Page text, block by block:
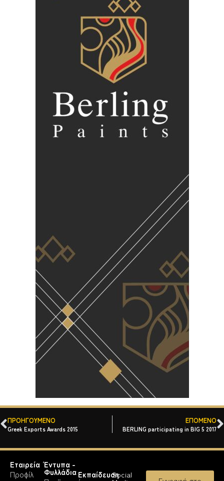
ΠΡΟΗΓΟΎΜΕΝΟ
Greek Exports Awards 2015
ΕΠΌΜΕΝΟ
BERLING participating in BIG 5 2017
Εταιρεία
Προφίλ
Έντυπα -
ΦυλλάδιαΕκπαίδευσηSocial